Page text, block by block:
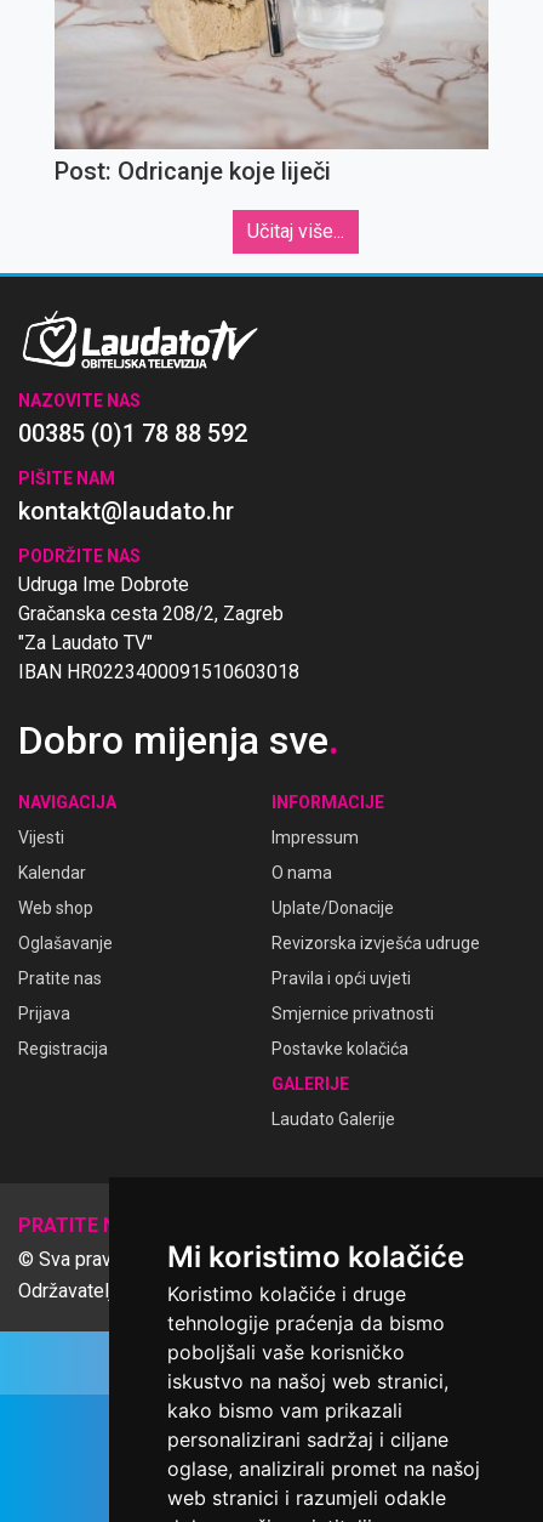
Mi koristimo kolačiće
Koristimo kolačiće i druge
tehnologije praćenja da bismo
poboljšali vaše korisničko
iskustvo na našoj web stranici,
kako bismo vam prikazali
personalizirani sadržaj i ciljane
oglase, analizirali promet na našoj
web stranici i razumjeli odakle
Post: Odricanje koje liječi
Učitaj više...
NAZOVITE NAS
00385 (0)1 78 88 592
PIŠITE NAM
kontakt@laudato.hr
PODRŽITE NAS
Udruga Ime Dobrote
Gračanska cesta 208/2, Zagreb
"Za Laudato TV"
IBAN HR0223400091510603018
Dobro mijenja sve.
NAVIGACIJA
Vijesti
Kalendar
Web shop
Oglašavanje
Pratite nas
Prijava
Registracija
INFORMACIJE
Impressum
O nama
Uplate/Donacije
Revizorska izvješća udruge
Pravila i opći uvjeti
Smjernice privatnosti
Postavke kolačića
GALERIJE
Laudato Galerije
PRATITE NAS
© Sva prava pridržana Udruga Ime dobrote
Održavatelj Netcom d.o.o., Riva 6, Rijeka